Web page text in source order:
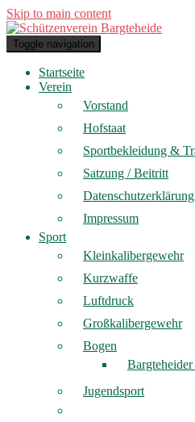
Skip to main content
Toggle navigation
Startseite
Verein
Vorstand
Hofstaat
Sportbekleidung &
Satzung / Beitritt
Datenschutzerklärung
Impressum
Sport
Kleinkalibergewehr
Kurzwaffe
Luftdruck
Großkalibergewehr
Bogen
Jugendsport